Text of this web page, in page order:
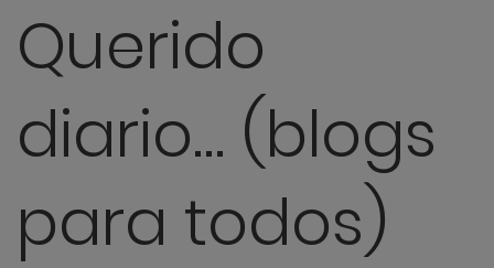
Querido
diario… (blogs
para todos)